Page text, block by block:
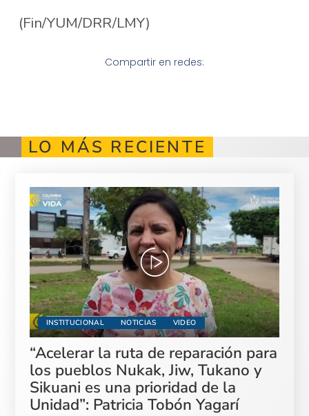
(Fin/YUM/DRR/LMY)
Compartir en redes:
LO MÁS RECIENTE
INSTITUCIONAL NOTICIAS VIDEO
“Acelerar la ruta de reparación para
los pueblos Nukak, Jiw, Tukano y
Sikuani es una prioridad de la
Unidad”: Patricia Tobón Yagarí